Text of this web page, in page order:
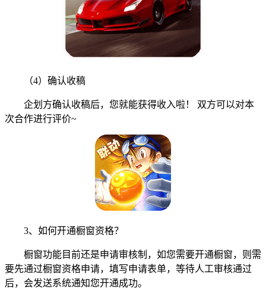
（4）确认收稿
企划方确认收稿后，您就能获得收入啦！ 双方可以对本
次合作进行评价~
3、如何开通橱窗资格？
橱窗功能目前还是申请审核制，如您需要开通橱窗，则需
要先通过橱窗资格申请，填写申请表单，等待人工审核通过
后，会发送系统通知您开通成功。